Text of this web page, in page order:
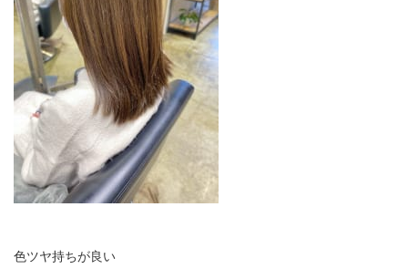
色ツヤ持ちが良い